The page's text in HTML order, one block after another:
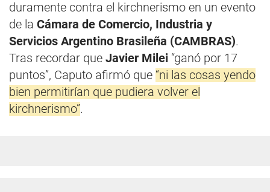
duramente contra el kirchnerismo en un evento
de la Cámara de Comercio, Industria y
Servicios Argentino Brasileña (CAMBRAS).
Tras recordar que Javier Milei “ganó por 17
puntos”, Caputo afirmó que “ni las cosas yendo
bien permitirían que pudiera volver el
kirchnerismo”.